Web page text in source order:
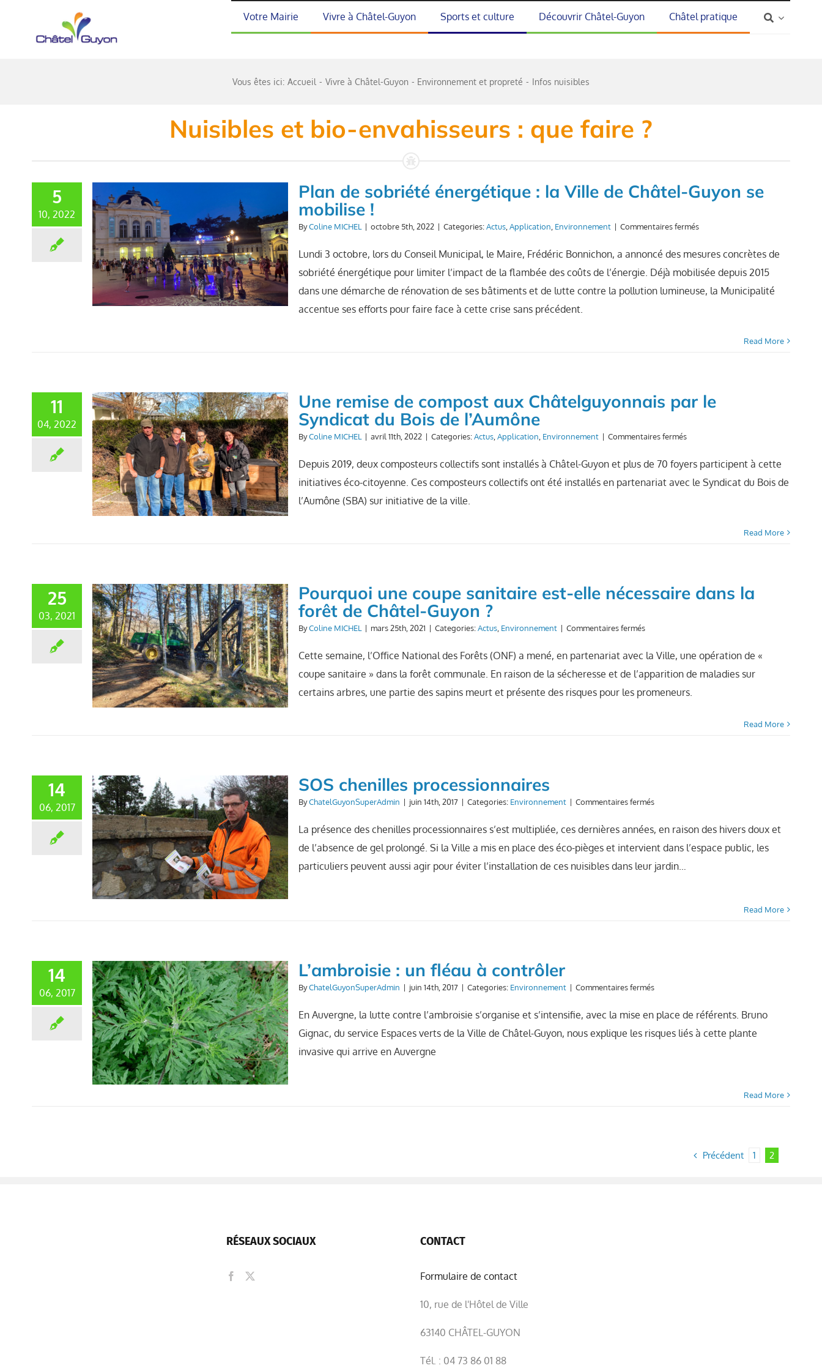
Votre Mairie Vivre à Châtel-Guyon Sports et culture Découvrir Châtel-Guyon Châtel pratique
Vous êtes ici: Accueil Vivre à Châtel-Guyon Environnement et propreté Infos nuisibles
Nuisibles et bio-envahisseurs : que faire ?
5
10, 2022
Plan de sobriété énergétique : la Ville de Châtel-Guyon se
mobilise !
ByColine MICHEL | octobre 5th, 2022 | Categories:Actus Application Environnement | Commentaires ferméssur
sobriété
énergétique
la
Lundi 3 octobre, lors du Conseil Municipal, le Maire, Frédéric Bonnichon, a annoncé des mesures concrètes de
sobriété énergétique pour limiter l’impact de la flambée des coûts de l’énergie. Déjà mobilisée depuis 2015
dans une démarche de rénovation de ses bâtiments et de lutte contre la pollution lumineuse, la Municipalité
accentue ses efforts pour faire face à cette crise sans précédent.
Read More
11
04, 2022
Une remise de compost aux Châtelguyonnais par le
Syndicat du Bois de l’Aumône
ByColine MICHEL | avril 11th, 2022 | Categories:Actus Application Environnement | Commentaires ferméssur
de
compost
l’Aumône
Depuis 2019, deux composteurs collectifs sont installés à Châtel-Guyon et plus de 70 foyers participent à cette
initiatives éco-citoyenne. Ces composteurs collectifs ont été installés en partenariat avec le Syndicat du Bois de
l’Aumône (SBA) sur initiative de la ville.
Read More
25
03, 2021
Pourquoi une coupe sanitaire est-elle nécessaire dans la
forêt de Châtel-Guyon ?
ByColine MICHEL | mars 25th, 2021 | Categories:Actus Environnement | Commentaires ferméssur
une
coupe
sanitaire
elle
Cette semaine, l’Office National des Forêts (ONF) a mené, en partenariat avec la Ville, une opération de «
coupe sanitaire » dans la forêt communale. En raison de la sécheresse et de l’apparition de maladies sur
certains arbres, une partie des sapins meurt et présente des risques pour les promeneurs.
Read More
14
06, 2017
SOS chenilles processionnaires
ByChatelGuyonSuperAdmin | juin 14th, 2017 | Categories: Environnement | Commentaires ferméssur
chenilles
processionnaires
La présence des chenilles processionnaires s’est multipliée, ces dernières années, en raison des hivers doux et
de l’absence de gel prolongé. Si la Ville a mis en place des éco-pièges et intervient dans l’espace public, les
particuliers peuvent aussi agir pour éviter l’installation de ces nuisibles dans leur jardin…
Read More
14
06, 2017
L’ambroisie : un fléau à contrôler
ByChatelGuyonSuperAdmin | juin 14th, 2017 | Categories: Environnement | Commentaires ferméssur
un
fléau
à
En Auvergne, la lutte contre l’ambroisie s’organise et s’intensifie, avec la mise en place de référents. Bruno
Gignac, du service Espaces verts de la Ville de Châtel-Guyon, nous explique les risques liés à cette plante
invasive qui arrive en Auvergne
Read More
Précédent 1 2
RÉSEAUX SOCIAUX CONTACT
Formulaire de contact
10, rue de l'Hôtel de Ville
63140 CHÂTEL-GUYON
Tél. : 04 73 86 01 88